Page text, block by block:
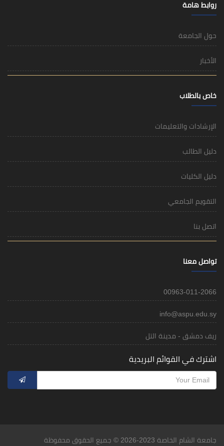
روابط هامة
حول الجامعة
الأخبار
خاص بالطلاب
الإرشادات والتعليمات
دليل الطالب
دليل الكليات
التقويم الجامعي
اتصل بنا
تواصل معنا
00963-011-2066
info@aspu.edu.sy
ريف دمشق - مدينة التل
اشترك في القوائم البريدية
جامعة الشام الخاصة 2023-2026 © جميع الحقوق محفوظة